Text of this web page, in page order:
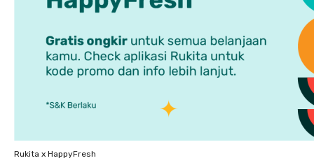
Rukita x HappyFresh